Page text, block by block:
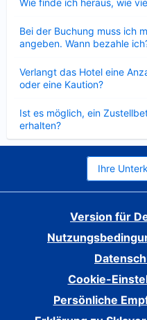
Wie finde ich heraus, wie
Bei der Buchung muss ich
angeben. Wann bezahle
Verlangt das Hotel eine
oder eine Kaution?
Ist es möglich, ein
erhalten?
Ihre
Version für
Cookie-
Persönliche